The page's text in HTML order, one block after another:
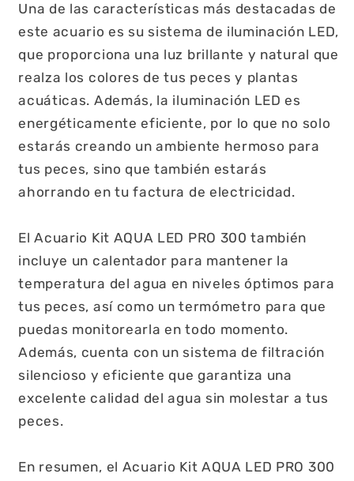
Una de las características más destacadas de
este acuario es su sistema de iluminación LED,
que proporciona una luz brillante y natural que
realza los colores de tus peces y plantas
acuáticas. Además, la iluminación LED es
energéticamente eficiente, por lo que no solo
estarás creando un ambiente hermoso para
tus peces, sino que también estarás
ahorrando en tu factura de electricidad.
El Acuario Kit AQUA LED PRO 300 también
incluye un calentador para mantener la
temperatura del agua en niveles óptimos para
tus peces, así como un termómetro para que
puedas monitorearla en todo momento.
Además, cuenta con un sistema de filtración
silencioso y eficiente que garantiza una
excelente calidad del agua sin molestar a tus
peces.
En resumen, el Acuario Kit AQUA LED PRO 300